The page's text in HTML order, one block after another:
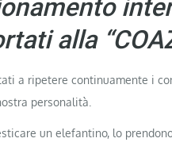
alla
a ripetere continuamente i
personalità.
un elefantino, lo